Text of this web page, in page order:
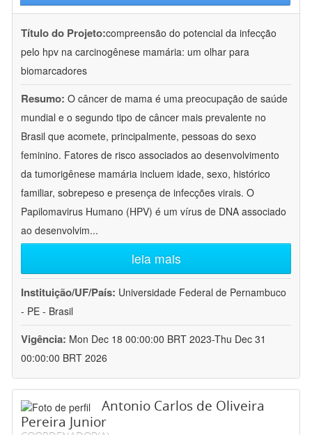
Título do Projeto:compreensão do potencial da infecção
pelo hpv na carcinogênese mamária: um olhar para
biomarcadores
Resumo: O câncer de mama é uma preocupação de saúde
mundial e o segundo tipo de câncer mais prevalente no
Brasil que acomete, principalmente, pessoas do sexo
feminino. Fatores de risco associados ao desenvolvimento
da tumorigênese mamária incluem idade, sexo, histórico
familiar, sobrepeso e presença de infecções virais. O
Papilomavirus Humano (HPV) é um vírus de DNA associado
ao desenvolvim...
leia mais
Instituição/UF/País: Universidade Federal de Pernambuco
- PE - Brasil
Vigência: Mon Dec 18 00:00:00 BRT 2023-Thu Dec 31
00:00:00 BRT 2026
Antonio Carlos de Oliveira
Pereira Junior